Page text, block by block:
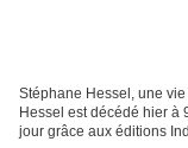
Stéphane Hessel, une
Hessel est décédé hier à
jour grâce aux éditions